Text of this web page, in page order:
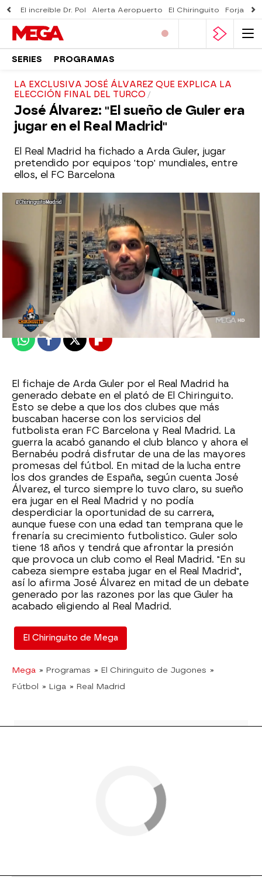
El increíble Dr. Pol Alerta Aeropuerto El Chiringuito Forjado
SERIES PROGRAMAS
LA EXCLUSIVA JOSÉ ÁLVAREZ QUE EXPLICA LA
ELECCIÓN FINAL DEL TURCO
José Álvarez: "El sueño de Guler era
jugar en el Real Madrid"
El Real Madrid ha fichado a Arda Guler, jugar
pretendido por equipos 'top' mundiales, entre
ellos, el FC Barcelona
El Chiringuito
Publicado:07 de julio de 2023, 01:09
WhatsappFacebook
X Flipboard
El fichaje de Arda Guler por el Real Madrid ha
generado debate en el plató de El Chiringuito.
Esto se debe a que los dos clubes que más
buscaban hacerse con los servicios del
futbolista eran FC Barcelona y Real Madrid. La
guerra la acabó ganando el club blanco y ahora el
Bernabéu podrá disfrutar de una de las mayores
promesas del fútbol. En mitad de la lucha entre
los dos grandes de España, según cuenta José
Álvarez, el turco siempre lo tuvo claro, su sueño
era jugar en el Real Madrid y no podía
desperdiciar la oportunidad de su carrera,
aunque fuese con una edad tan temprana que le
frenaría su crecimiento futbolistico. Guler solo
tiene 18 años y tendrá que afrontar la presión
que provoca un club como el Real Madrid. "En su
cabeza siempre estaba jugar en el Real Madrid",
así lo afirma José Álvarez en mitad de un debate
generado por las razones por las que Guler ha
acabado eligiendo al Real Madrid.
El Chiringuito de Mega
Mega » Programas » El Chiringuito de Jugones »
Fútbol » Liga » Real Madrid